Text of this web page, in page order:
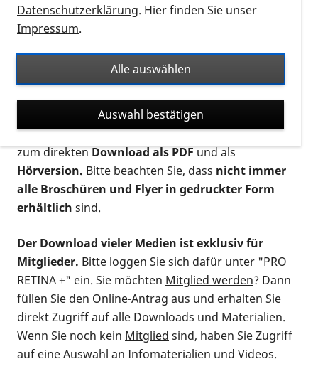
Auf dieser Seite finden Sie sämtliches Infomaterial
Ort. Nutzen Sie den Formatfilter, um ausschließlich
nach Flyern und Broschüren, Audios oder Videos zu
suchen. Die meisten Flyer und Broschüren werden in
verschiedenen Formaten angeboten: zur
postalischen Bestellung als gedruckte Variante
zum direktenDownload als PDFund als
Hörversion. Bitte beachten Sie, dass nicht immer
alle Broschüren und Flyer in gedruckter Form
erhältlich sind.
Der Download vieler Medien ist exklusiv für
Mitglieder. Bitte loggen Sie sich dafür unter "PRO
RETINA +" ein. Sie möchten Mitglied werden? Dann
füllen Sie den Online-Antrag aus und erhalten Sie
direkt Zugriff auf alle Downloads und Materialien.
Wenn Sie noch kein Mitglied sind, haben Sie Zugriff
auf eine Auswahl an Infomaterialien und Videos.
Datenschutzerklärung. Hier finden Sie unser
Impressum.
Alle auswählen
Auswahl bestätigen